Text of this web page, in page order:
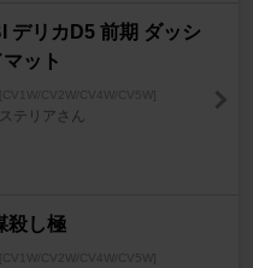
デリカD5 前期 ダッシ
ット
[CV1W/CV2W/CV4W/CV5W]
テリアさん
殺し極
[CV1W/CV2W/CV4W/CV5W]